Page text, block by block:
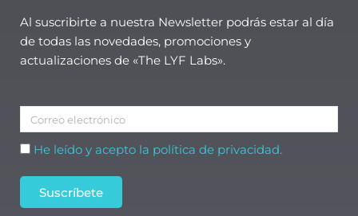
Al suscribirte a nuestra Newsletter podrás estar al día
de todas las novedades, promociones y
actualizaciones de «The LYF Labs».
Correo
electrónico
Aceptación
He leído y acepto la política de privacidad.
Suscríbete